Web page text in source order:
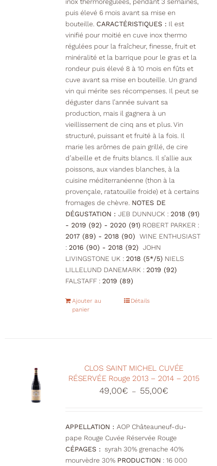
puis élevé 6 mois avant sa mise en
bouteille. CARACTÉRISTIQUES : Il est
vinifié pour moitié en cuve inox thermo
régulées pour la fraîcheur, finesse, fruit et
minéralité et la barrique pour le gras et la
rondeur puis élevé 8 à 10 mois en fûts et
cuve avant sa mise en bouteille. Un grand
vin qui mérite ses récompenses. Il peut se
déguster dans l’année suivant sa
production, mais il gagnera à un
vieillissement de cinq ans et plus. Vin
structuré, puissant et fruité à la fois. Il
marie les arômes de pain grillé, de cire
d’abeille et de fruits blancs. Il s’allie aux
poissons, aux viandes blanches, à la
cuisine méditerranéenne (thon à la
provençale, ratatouille froide) et à certains
fromages de chèvre. NOTES DE
DÉGUSTATION : JEB DUNNUCK : 2018 (91)
- 2019 (92) - 2020 (91) ROBERT PARKER :
2017 (89) - 2018 (90)
WINE ENTHUSIAST
: 2016 (90) - 2018 (92)
JOHN
LIVINGSTONE UK : 2018 (5*/5) NIELS
LILLELUND DANEMARK : 2019 (92)
FALSTAFF : 2019 (89)
Ajouter au
panier
Détails
CLOS SAINT MICHEL CUVÉE
RÉSERVÉE Rouge 2013 – 2014 – 2015
49,00€ – 55,00€
55,00€
APPELLATION : AOP Châteauneuf-du-
pape Rouge Cuvée Réservée Rouge
CÉPAGES : syrah 30% grenache 40%
mourvèdre 30% PRODUCTION : 16 000